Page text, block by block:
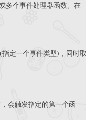
多个事件处理器函数。在
定一个事件类型)，同时取
会触发指定的第一个函